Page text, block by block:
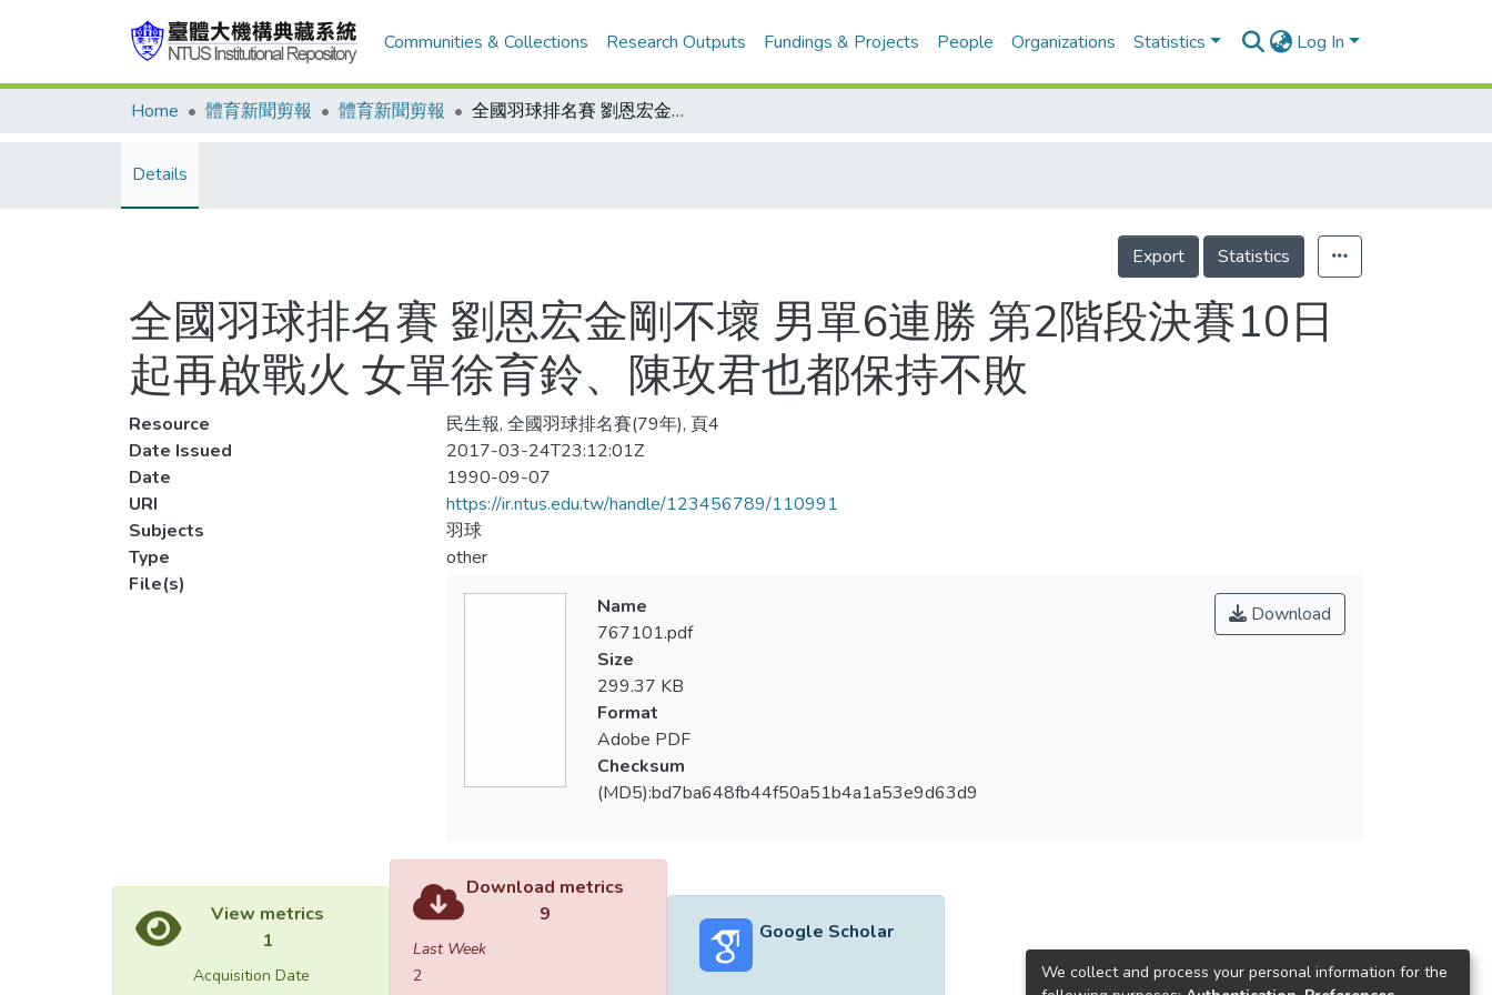
Communities & Collections Research Outputs Fundings & Projects People Organizations Statistics Log In
Home 體育新聞剪報 體育新聞剪報 全國羽球排名賽 劉恩宏金剛不壞 男單6連勝 第2階段決賽10日起再啟戰火 女單徐育鈴、陳玫君也都保持不敗
Details
Export Statistics
全國羽球排名賽 劉恩宏金剛不壞 男單6連勝 第2階段決賽10日
起再啟戰火 女單徐育鈴、陳玫君也都保持不敗
Resource
民生報, 全國羽球排名賽(79年), 頁4
Date Issued
2017-03-24T23:12:01Z
Date
1990-09-07
URI
https://ir.ntus.edu.tw/handle/123456789/110991
Subjects
羽球
Type
other
File(s)
Download
Name
767101.pdf
Size
299.37 KB
Format
Adobe PDF
Checksum
(MD5):bd7ba648fb44f50a51b4a1a53e9d63d9
View metrics
1
Acquisition Date
Download metrics
9
Last Week
2
Google Scholar
We collect and process your personal information for the